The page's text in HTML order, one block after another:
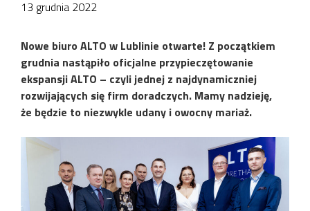
13 grudnia 2022
Nowe biuro ALTO w Lublinie otwarte! Z początkiem
grudnia nastąpiło oficjalne przypieczętowanie
ekspansji ALTO – czyli jednej z najdynamiczniej
rozwijających się firm doradczych. Mamy nadzieję,
że będzie to niezwykle udany i owocny mariaż.